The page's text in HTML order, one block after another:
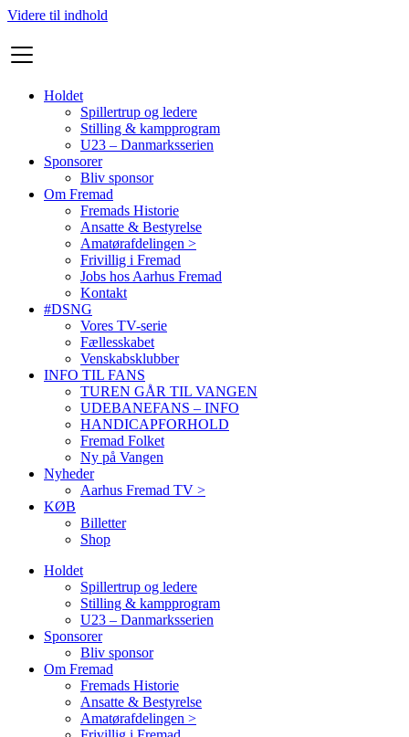
Videre til indhold
Holdet
Spillertrup og ledere
Stilling & kampprogram
U23 – Danmarksserien
Sponsorer
Bliv sponsor
Om Fremad
Fremads Historie
Ansatte & Bestyrelse
Amatørafdelingen >
Frivillig i Fremad
Jobs hos Aarhus Fremad
Kontakt
#DSNG
Vores TV-serie
Fællesskabet
Venskabsklubber
INFO TIL FANS
TUREN GÅR TIL VANGEN
UDEBANEFANS – INFO
HANDICAPFORHOLD
Fremad Folket
Ny på Vangen
Nyheder
Aarhus Fremad TV >
KØB
Billetter
Shop
Holdet
Spillertrup og ledere
Stilling & kampprogram
U23 – Danmarksserien
Sponsorer
Bliv sponsor
Om Fremad
Fremads Historie
Ansatte & Bestyrelse
Amatørafdelingen >